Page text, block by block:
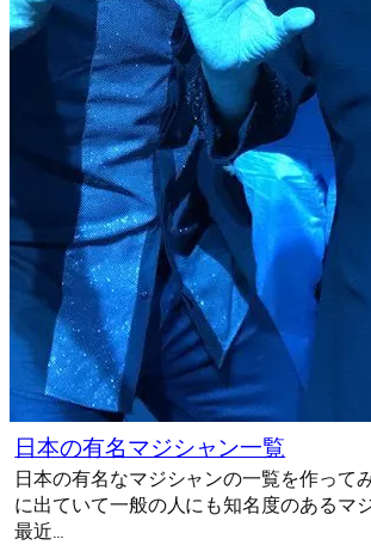
日本の有名マジシャン一覧
日本の有名なマジシャンの一覧を作って
に出ていて一般の人にも知名度のあるマ
最近…